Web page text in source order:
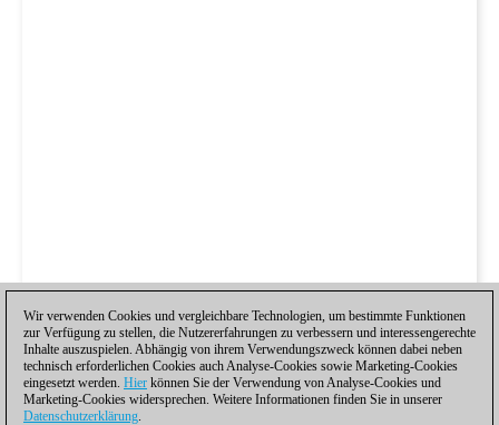
Wir verwenden Cookies und vergleichbare Technologien, um bestimmte Funktionen
zur Verfügung zu stellen, die Nutzererfahrungen zu verbessern und interessengerechte
Inhalte auszuspielen. Abhängig von ihrem Verwendungszweck können dabei neben
technisch erforderlichen Cookies auch Analyse-Cookies sowie Marketing-Cookies
eingesetzt werden. Hier können Sie der Verwendung von Analyse-Cookies und
Marketing-Cookies widersprechen. Weitere Informationen finden Sie in unserer
Datenschutzerklärung.